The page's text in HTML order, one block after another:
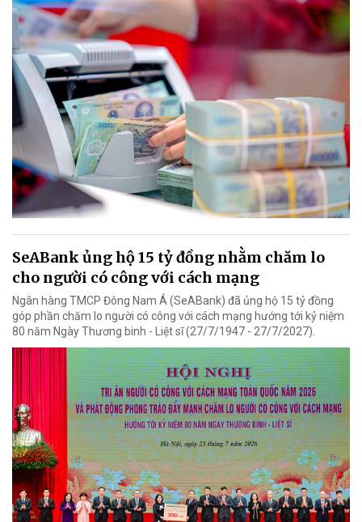
SeABank ủng hộ 15 tỷ đồng nhằm chăm lo
cho người có công với cách mạng
Ngân hàng TMCP Đông Nam Á (SeABank) đã ủng hộ 15 tỷ đồng
góp phần chăm lo người có công với cách mạng hướng tới kỷ niệm
80 năm Ngày Thương binh - Liệt sĩ (27/7/1947 - 27/7/2027).